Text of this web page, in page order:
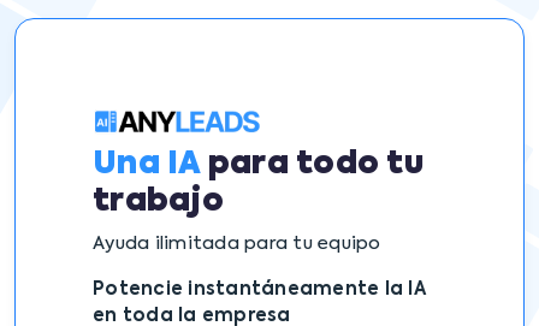
Una IApara todo tu
trabajo
Ayuda ilimitada para tu equipo
Potencie instantáneamente la IA
en toda la empresa